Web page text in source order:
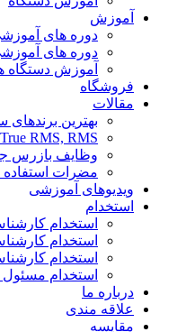
آموزش
دوره های
دوره های
آموزش دستگاه
فروشگاه
مقالات
بهترین
True RMS, RMS در مولتی متر ها چیست؟
وظایف بازرس
مضرات استفاده
ویدیوهای آموزشی
استخدام
استخدام
استخدام
استخدام
استخدام مسئول
درباره ما
علاقه مندی
مقایسه